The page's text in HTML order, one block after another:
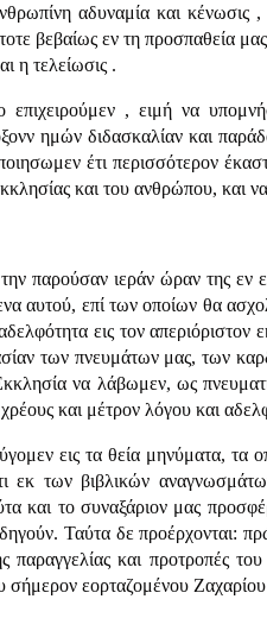
αδυναμία και κένωσις
βεβαίως εν τη προσπαθεία
η τελείωσις .
επιχειρούμεν , ειμή να
ημών διδασκαλίαν και
έτι περισσότερον
και του ανθρώπου, και
παρούσαν ιεράν ώραν της
αυτού, επί των οποίων θα
εις τον
των πνευμάτων μας, των
να λάβωμεν, ως
και μέτρον λόγου και
εις τα θεία μηνύματα, τα
εκ των βιβλικών
και το συναξάριον μας
Ταύτα δε προέρχονται:
παραγγελίας και προτροπές
σήμερον εορταζομένου